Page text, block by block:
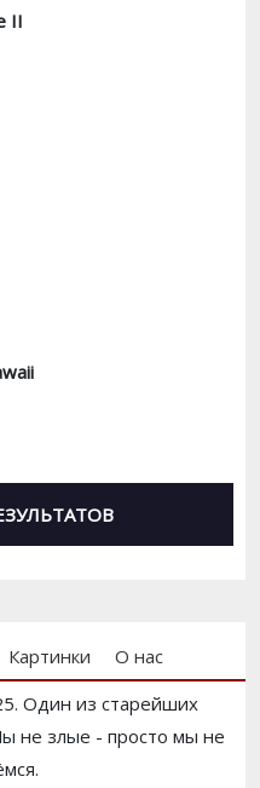
II
Картинки
О нас
Один из старейших
не злые - просто мы не